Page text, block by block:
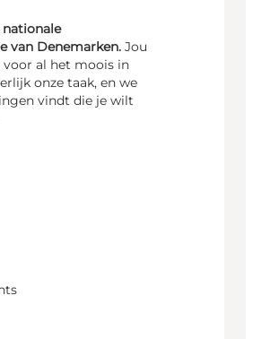
van Denemarken. Jou
al het moois in
onze taak, en we
vindt die je wilt